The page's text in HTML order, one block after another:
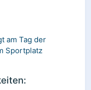
am Tag der
Sportplatz